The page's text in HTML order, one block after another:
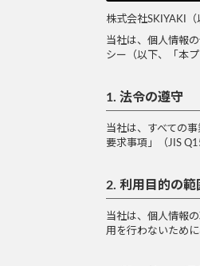
株式会社SKIYAKI
当社は、個人情報
シー（以下、「本
1. 法令の遵守
当社は、すべての
要求事項」（JIS
2. 利用目的の範
当社は、個人情報
用を行わないため